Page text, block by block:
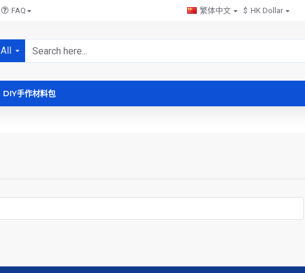
FAQ 繁体中文 $ HK Dollar
All
DIY手作材料包